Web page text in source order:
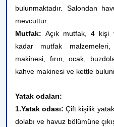
bulunmaktadır. Salondan
mevcuttur.
Mutfak:Açık mutfak, 4 kişi
kadar mutfak
makinesi, fırın, ocak,
kahve makinesi ve kettle
Yatak odaları:
1.Yatak odası:Çift kişilik
dolabı ve havuz bölümüne